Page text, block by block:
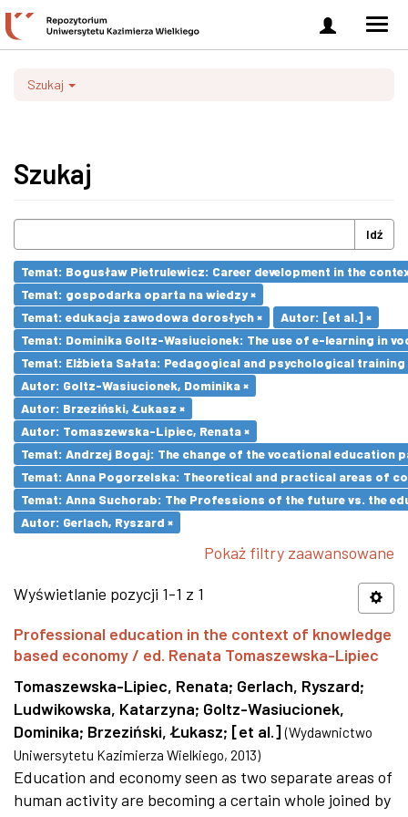
Zaloguj
się
Szukaj
Szukaj
Idź
Temat: Bogusław Pietrulewicz: Career development in the
Temat: gospodarka oparta na wiedzy ×
Temat: edukacja zawodowa dorosłych ×
Autor: [et al.] ×
Temat: Dominika Goltz-Wasiucionek: The use of e-learning in
Temat: Elżbieta Sałata: Pedagogical and psychological
Autor: Goltz-Wasiucionek, Dominika ×
Autor: Brzeziński, Łukasz ×
Autor: Tomaszewska-Lipiec, Renata ×
Temat: Andrzej Bogaj: The change of the vocational education
Temat: Anna Pogorzelska: Theoretical and practical areas of
Temat: Anna Suchorab: The Professions of the future vs. the
Autor: Gerlach, Ryszard ×
Pokaż filtry zaawansowane
Wyświetlanie pozycji 1-1 z 1
Professional education in the context of knowledge
based economy / ed. Renata Tomaszewska-Lipiec
Tomaszewska-Lipiec, Renata; Gerlach, Ryszard;
Ludwikowska, Katarzyna; Goltz-Wasiucionek,
Dominika; Brzeziński, Łukasz; [et al.] (Wydawnictwo
Uniwersytetu Kazimierza Wielkiego, 2013)
Education and economy seen as two separate areas of
human activity are becoming a certain whole joined by